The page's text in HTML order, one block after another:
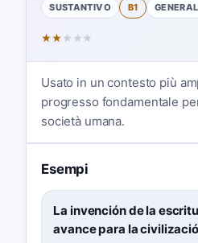
SUSTANTIVO B1 GENERAL
★★ ★ ★ ★
Usato in un contesto più
progresso fondamentale
società umana.
Esempi
La invención de la
avance para la